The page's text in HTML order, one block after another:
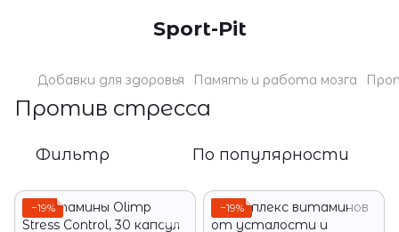
Sport-Pit
Добавки для здоровья Память и работа мозга
Против стресса
Фильтр По популярности
−19% −19%